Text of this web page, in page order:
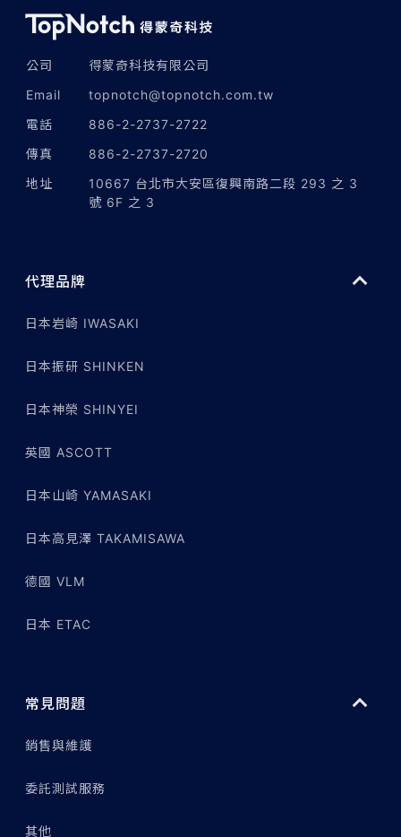
公司
得蒙奇科技有限公司
Email
topnotch@topnotch.com.tw
電話
886-2-2737-2722
傳真
886-2-2737-2720
地址
10667 台北市大安區復興南路二段 293 之 3
號 6F 之 3
代理品牌
日本岩崎 IWASAKI
日本振研 SHINKEN
日本神榮 SHINYEI
英國 ASCOTT
日本山崎 YAMASAKI
日本高見澤 TAKAMISAWA
德國 VLM
日本 ETAC
常見問題
銷售與維護
委託測試服務
其他